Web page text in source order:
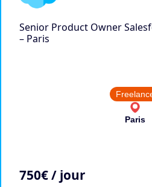
Senior Product Owner
– Paris
Paris
750€ / jour